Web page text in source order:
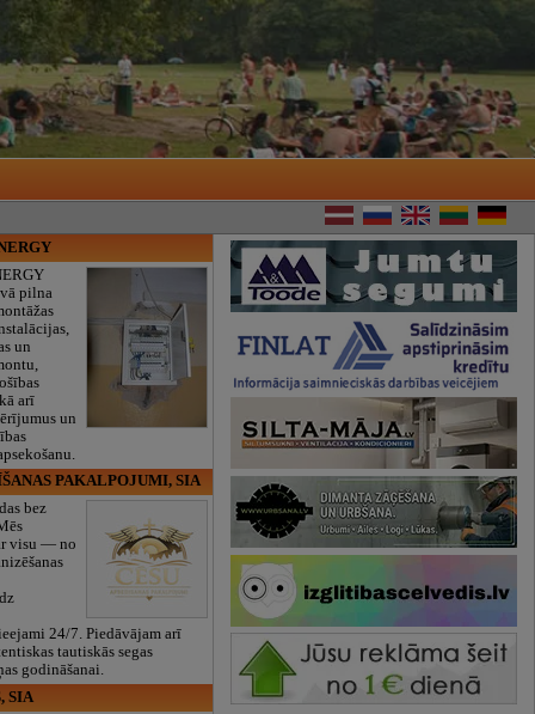
pilna
un
arī
un
PAKALPOJUMI, SIA
bez
visu — no
24/7. Piedāvājam arī
tautiskās segas
godināšanai.
SIA